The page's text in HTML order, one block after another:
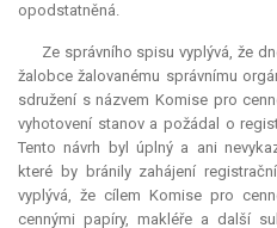
opodstatněná.
Ze správního spisu vyplývá, že
žalobce žalovanému správnímu
sdružení s názvem Komise pro
vyhotovení stanov a požádal o
Tento návrh byl úplný a ani
které by bránily zahájení
vyplývá, že cílem Komise pro
cennými papíry, makléře a další